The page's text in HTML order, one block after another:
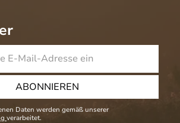
ABONNIEREN
Daten werden gemäß unserer
verarbeitet.